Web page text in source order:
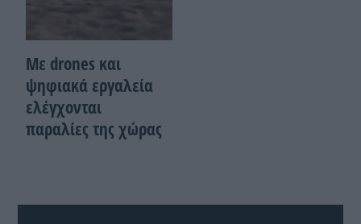
Με drones και
ψηφιακά εργαλεία
ελέγχονται
παραλίες της χώρας